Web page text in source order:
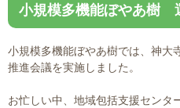
小規模多機能ぼやあ樹
小規模多機能ぼやあ樹では、神大
推進会議を実施しました。
お忙しい中、地域包括支援センタ